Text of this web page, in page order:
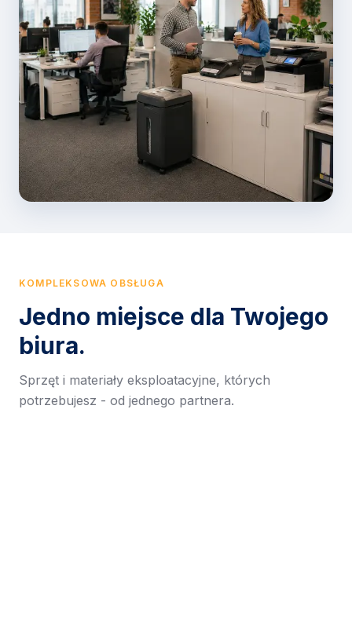
KOMPLEKSOWA OBSŁUGA
Jedno miejsce dla Twojego
biura.
Sprzęt i materiały eksploatacyjne, których
potrzebujesz - od jednego partnera.